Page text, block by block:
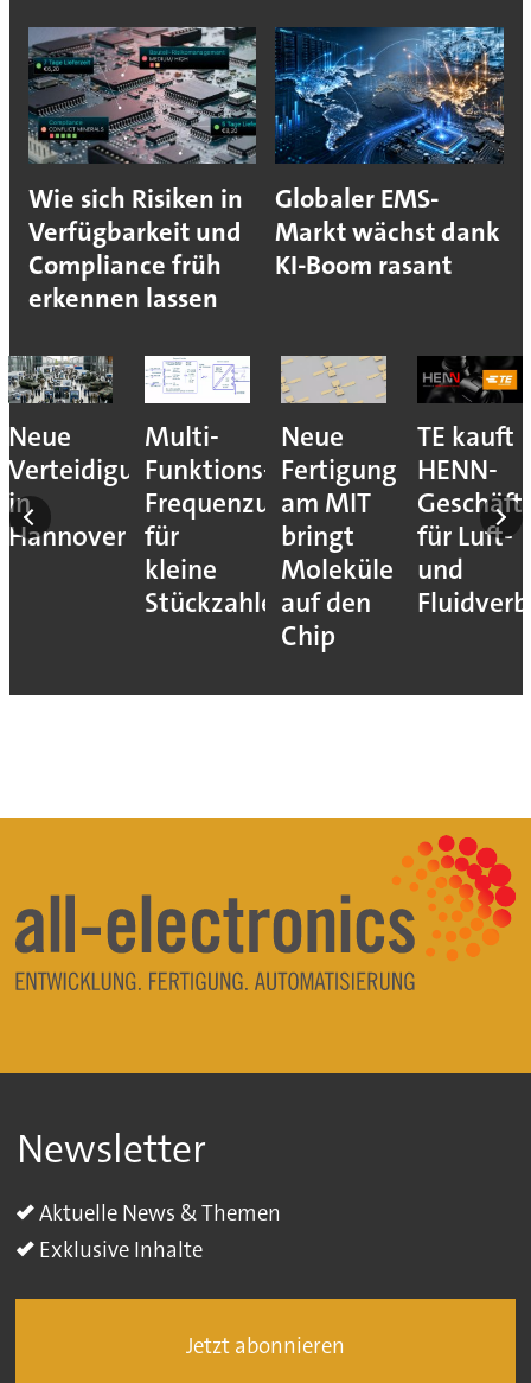
Wie sich Risiken in
Verfügbarkeit und
Compliance früh
erkennen lassen
Globaler EMS-
Markt wächst dank
KI-Boom rasant
Neue
Verteidigungsmesse
in
Hannover
Multi-
Funktions-
Frequenzumrichter
für
kleine
Stückzahlen
Neue
Fertigung
am MIT
bringt
Moleküle
auf den
Chip
TE kauft
HENN-
Geschäft
für Luft-
und
Newsletter
Aktuelle News & Themen
Exklusive Inhalte
Jetzt abonnieren